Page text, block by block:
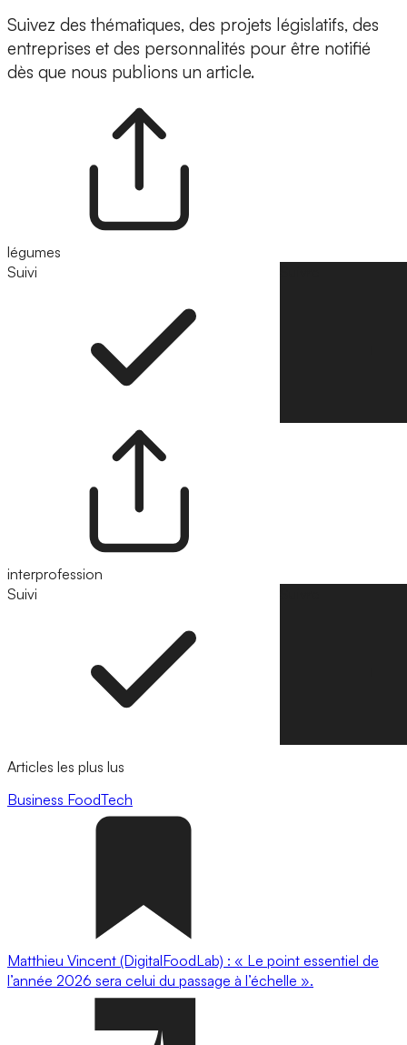
Suivez des thématiques, des projets législatifs, des
entreprises et des personnalités pour être notifié
dès que nous publions un article.
légumes
Suivi
interprofession
Suivi
Articles les plus lus
Business FoodTech
Matthieu Vincent (DigitalFoodLab) : « Le point essentiel de
l’année 2026 sera celui du passage à l’échelle ».